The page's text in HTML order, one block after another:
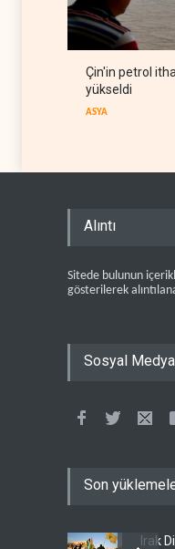
Çin'in petrol
yükseldi
ASYA
Alıntı
Sitede bulunun
gösterilerek
Sosyal Medya
Son
Irak